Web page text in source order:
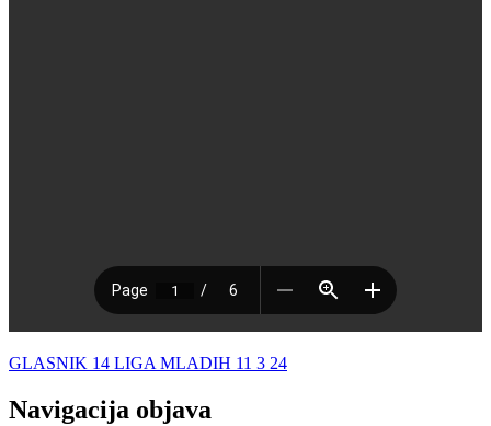
GLASNIK 14 LIGA MLADIH 11 3 24
Navigacija objava